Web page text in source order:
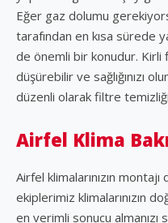
Eğer gaz dolumu
tarafından en kısa sürede
de önemli bir konudur. Kirli
düşürebilir ve sağlığınızı
düzenli olarak filtre
Airfel Klima
Airfel klimalarınızın
ekiplerimiz klimalarınızın
en verimli sonucu almanızı